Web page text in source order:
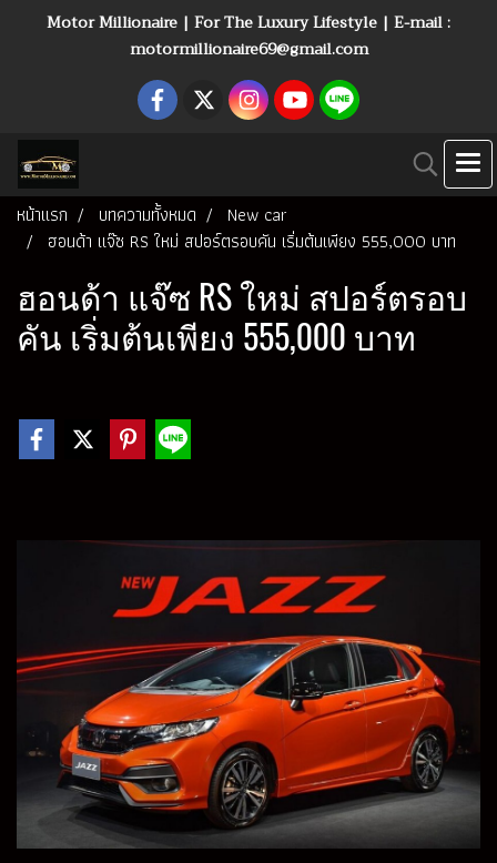
Motor Millionaire | For The Luxury Lifestyle | E-mail :
motormillionaire69@gmail.com
หน้าแรก บทความทั้งหมด
New car
ฮอนด้า แจ๊ซ RS ใหม่ สปอร์ตรอบคัน เริ่มต้นเพียง 555,000 บาท
ฮอนด้า แจ๊ซ RS ใหม่ สปอร์ตรอบ
คัน เริ่มต้นเพียง 555,000 บาท